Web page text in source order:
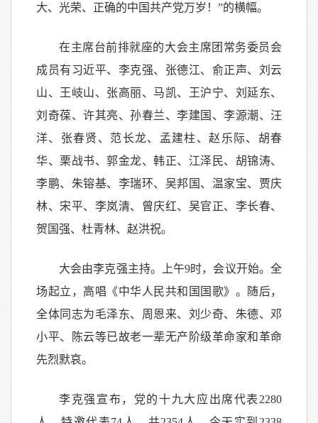
大、光荣、正确的中国共产党万岁！”的横幅。
在主席台前排就座的大会主席团常务委员会
成员有习近平、李克强、张德江、俞正声、刘云
山、王岐山、张高丽、马凯、王沪宁、刘延东、
刘奇葆、许其亮、孙春兰、李建国、李源潮、汪
洋、张春贤、范长龙、孟建柱、赵乐际、胡春
华、栗战书、郭金龙、韩正、江泽民、胡锦涛、
李鹏、朱镕基、李瑞环、吴邦国、温家宝、贾庆
林、宋平、李岚清、曾庆红、吴官正、李长春、
贺国强、杜青林、赵洪祝。
大会由李克强主持。上午9时，会议开始。全
场起立，高唱《中华人民共和国国歌》。随后，
全体同志为毛泽东、周恩来、刘少奇、朱德、邓
小平、陈云等已故老一辈无产阶级革命家和革命
先烈默哀。
李克强宣布，党的十九大应出席代表2280